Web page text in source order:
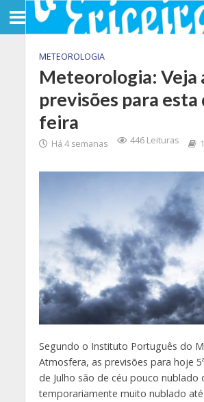
METEOROLOGIA
Meteorologia: Veja
previsões para
feira
Há 4 semanas 446 Leituras
Segundo o Instituto Português do
Atmosfera, as previsões para hoje
de Julho são de céu pouco nublado
temporariamente muito nublado